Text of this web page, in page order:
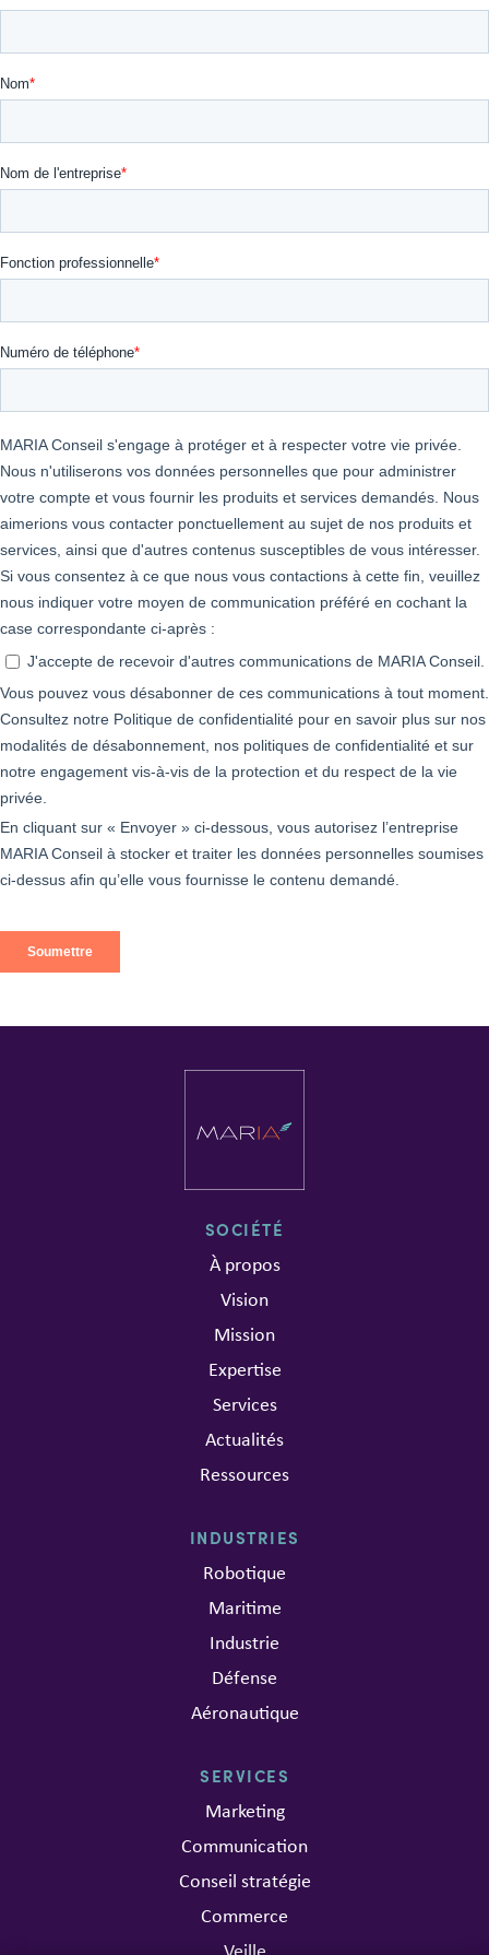
SOCIÉTÉ
À propos
Vision
Mission
Expertise
Services
Actualités
Ressources
INDUSTRIES
Robotique
Maritime
Industrie
Défense
Aéronautique
SERVICES
Marketing
Communication
Conseil stratégie
Commerce